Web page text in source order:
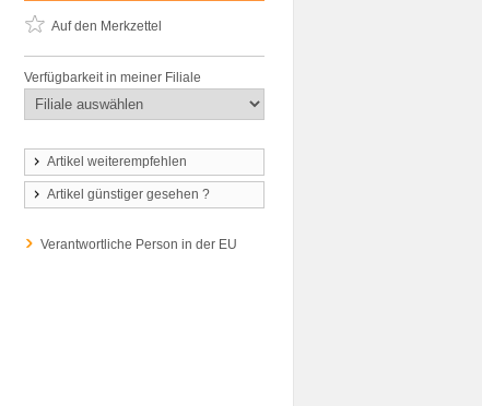
Auf den Merkzettel
Verfügbarkeit in meiner Filiale
Artikel weiterempfehlen
Artikel günstiger gesehen ?
Verantwortliche Person in der EU